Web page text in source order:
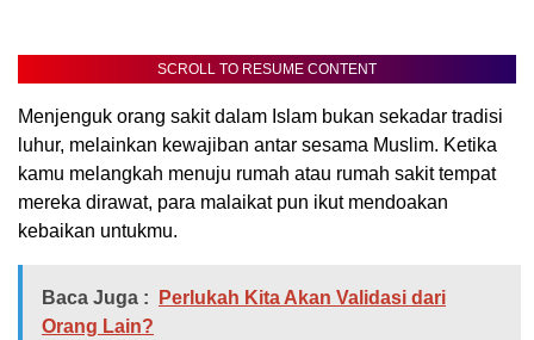
SCROLL TO RESUME CONTENT
Menjenguk orang sakit dalam Islam bukan sekadar tradisi
luhur, melainkan kewajiban antar sesama Muslim. Ketika
kamu melangkah menuju rumah atau rumah sakit tempat
mereka dirawat, para malaikat pun ikut mendoakan
kebaikan untukmu.
Baca Juga :
Perlukah Kita Akan Validasi dari
Orang Lain?